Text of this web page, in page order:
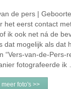
de pers |
het eerst contact
ik ook net ná de
dat mogelijk als dat
“Vers-van-de-Pers-
fotografeerde ik
foto's >>